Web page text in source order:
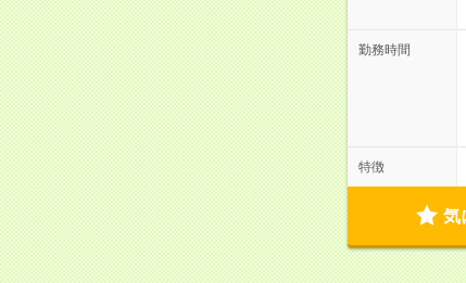
勤務時間
特徴
気